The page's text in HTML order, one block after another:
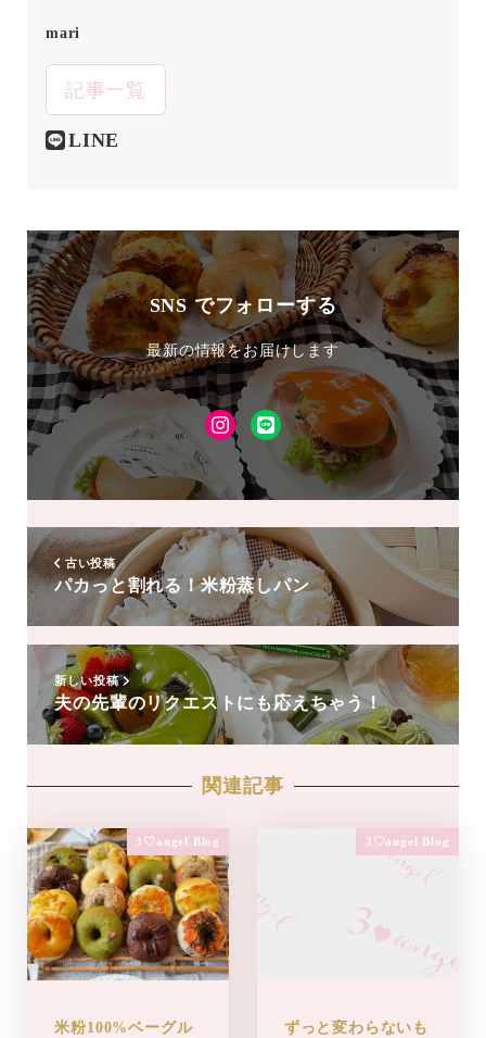
mari
記事一覧
LINE
SNS でフォローする
最新の情報をお届けします
Instagram
LINE
友
達
追
加
古い投稿
パカっと割れる！米粉蒸しパン
新しい投稿
夫の先輩のリクエストにも応えちゃう！
関連記事
3♡angel Blog
米粉100%ベーグル
3♡angel Blog
ずっと変わらないも